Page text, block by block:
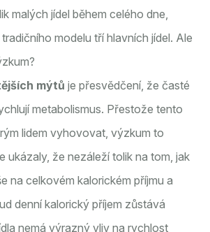
malých jídel během celého dne,
modelu tří hlavních jídel. Ale
mýtů je přesvědčení, že časté
metabolismus. Přestože tento
lidem vyhovovat, výzkum to
ukázaly, že nezáleží tolik na tom, jak
na celkovém kalorickém příjmu a
denní kalorický příjem zůstává
nemá výrazný vliv na rychlost